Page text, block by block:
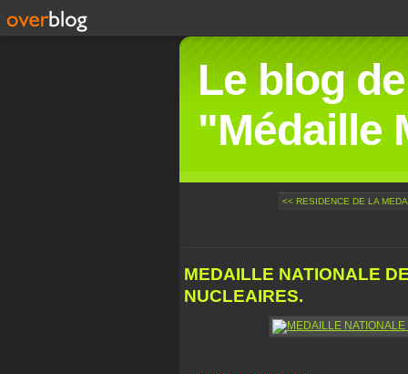
Le blog
"Médaille
<< RESIDENCE DE LA
MEDAILLE NATIONALE
NUCLEAIRES.